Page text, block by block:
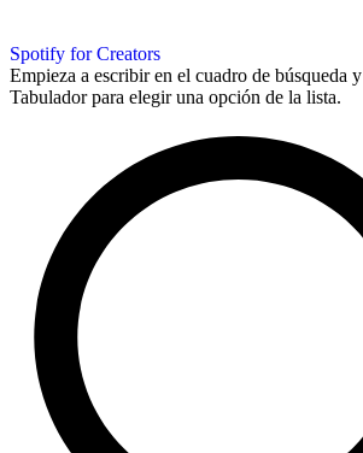
Spotify for Creators
Empieza a escribir en el cuadro de búsqueda
Tabulador para elegir una opción de la lista.